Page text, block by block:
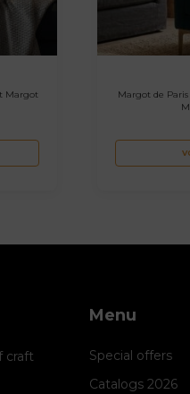
Margot
Margot de
craft
Menu
Special offers
Catalogs 2026